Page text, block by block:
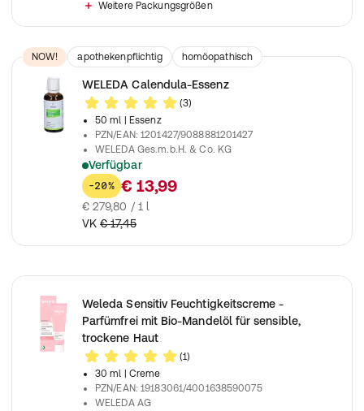
Weitere Packungsgrößen
NOW! apothekenpflichtig
homöopathisch
ArzneimittelWELEDA Calendula-Essenz
(3)
50 ml
| Essenz
PZN/EAN:1201427/9088881201427
WELEDA Ges.m.b.H. & Co. KG
Verfügbar
Erste Hilfe bei offenen Wunden
-20% € 13,99
€ 279,80 / 1 l
VK € 17,45
Weleda Sensitiv Feuchtigkeitscreme -
Parfümfrei mit Bio-Mandelöl für sensible,
trockene Haut
(1)
30 ml
| Creme
PZN/EAN:19183061/4001638590075
WELEDA AG